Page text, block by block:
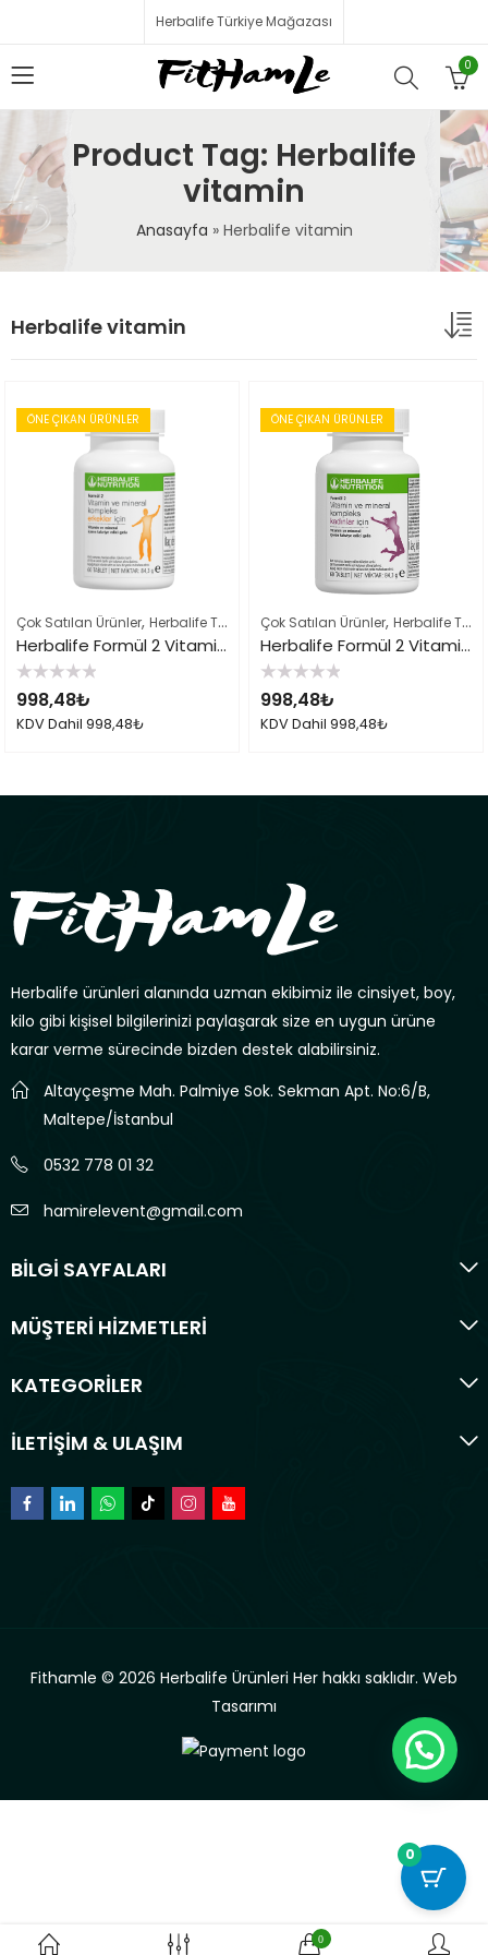
Herbalife Türkiye Mağazası
0
Product Tag: Herbalife
vitamin
Anasayfa » Herbalife vitamin
Herbalife vitamin
ÖNE ÇIKAN ÜRÜNLER
Çok Satılan Ürünler, Herbalife Takviye Edici Gıdalar ,Herbalife Ürün
Herbalife Formül 2 Vitamin Mineral Erkek İçin
5
üzerinden
0
oy
998,48₺
KDV Dahil 998,48₺
ÖNE ÇIKAN ÜRÜNLER
Çok Satılan Ürünler, Herbalife Takviye Edici Gıdalar
Herbalife Formül 2 Vitamin Mineral Kadınlar İçin
5
üzerinden
0
oy
998,48₺
KDV Dahil 998,48₺
Herbalife ürünleri alanında uzman ekibimiz ile cinsiyet, boy,
kilo gibi kişisel bilgilerinizi paylaşarak size en uygun ürüne
karar verme sürecinde bizden destek alabilirsiniz.
Altayçeşme Mah. Palmiye Sok. Sekman Apt. No:6/B,
Maltepe/İstanbul
0532 778 01 32
hamirelevent@gmail.com
BİLGİ SAYFALARI
MÜŞTERİ HİZMETLERİ
KATEGORİLER
İLETİŞİM & ULAŞIM
Fithamle © 2026 Herbalife Ürünleri Her hakkı saklıdır. Web
Tasarımı
0
0